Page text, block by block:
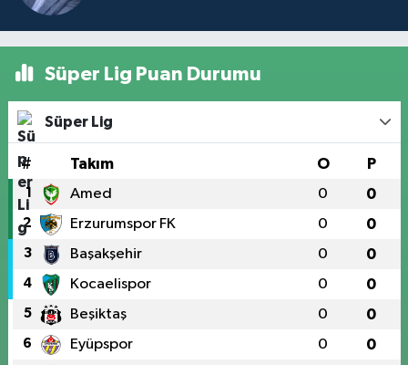
Süper Lig Puan Durumu
Süper Lig
# Takım O P
1 Amed 0 0
2 Erzurumspor FK 0 0
3 Başakşehir 0 0
4 Kocaelispor 0 0
5 Beşiktaş 0 0
6 Eyüpspor 0 0